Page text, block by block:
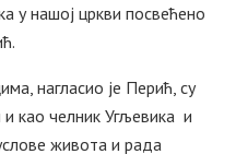
у нашој цркви посвећено
нагласио је Перић, су
као челник Угљевика и
живота и рада